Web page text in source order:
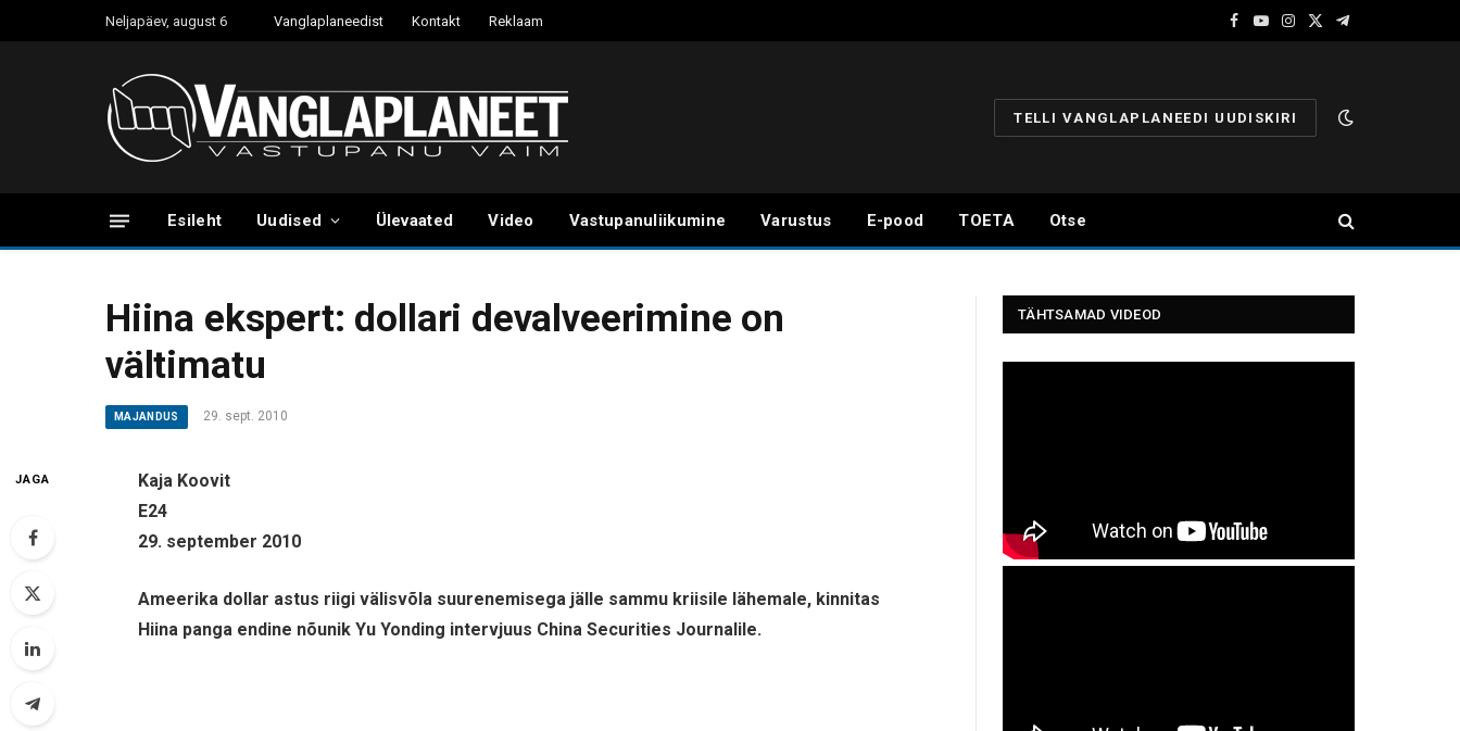
Neljapäev, august 6 Vanglaplaneedist Kontakt Reklaam
Facebook
YouTube
Instagram
X
Telegram
TELLI VANGLAPLANEEDI UUDISKIRI
Esileht Uudised Ülevaated Video Vastupanuliikumine Varustus E-pood TOETA Otse
Hiina ekspert: dollari devalveerimine on
vältimatu
MAJANDUS 29. sept. 2010
JAGA
Kaja Koovit
E24
29. september 2010
Ameerika dollar astus riigi välisvõla suurenemisega jälle sammu kriisile lähemale, kinnitas
Hiina panga endine nõunik Yu Yonding intervjuus China Securities Journalile.
TÄHTSAMAD VIDEOD